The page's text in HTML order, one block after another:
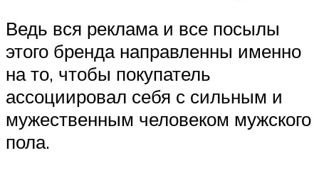
Ведь вся реклама и все посылы
этого бренда направленны именно
на то, чтобы покупатель
ассоциировал себя с сильным и
мужественным человеком мужского
пола.